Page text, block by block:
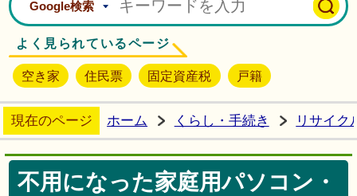
Google検索
よく見られているページ
空き家 住民票 固定資産税 戸籍
現在のページ ホーム くらし・手続き リサイク
不用になった家庭用パソコン・